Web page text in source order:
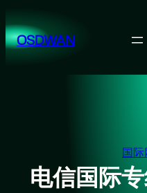
至
内OSDWAN
国
电信国际